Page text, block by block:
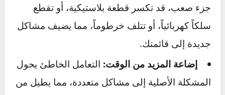
زيادة التكلفة بشكل كبير: كسر مسمار داخل
كتلة المحرك يمكن أن يحول مهمة تغيير قطعة بـ 50
ريالاً إلى عملية معقدة تتطلب حفر المسمار
المكسور وقد تكلف 1000 ريال أو أكثر لدى